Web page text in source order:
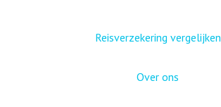
Reisverzekering vergelijken
Over ons